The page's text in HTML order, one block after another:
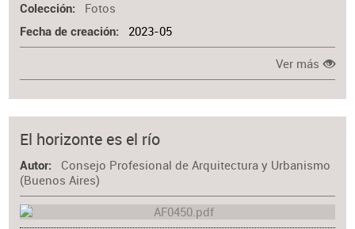
Colección Fotos
Fecha de creación 2023-05
Ver más
El horizonte es el río
Autor
Consejo Profesional de Arquitectura y Urbanismo
(Buenos Aires)